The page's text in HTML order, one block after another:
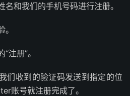
名和我们的手机号码进行注册。
注册”。
们收到的验证码发送到指定的位
账号就注册完成了。